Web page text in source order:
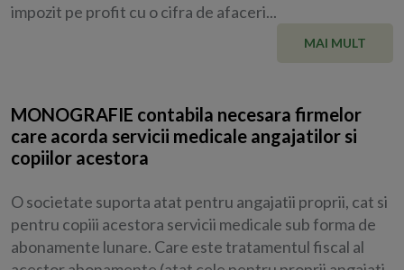
impozit pe profit cu o cifra de afaceri...
MAI MULT
MONOGRAFIE contabila necesara firmelor
care acorda servicii medicale angajatilor si
copiilor acestora
O societate suporta atat pentru angajatii proprii, cat si
pentru copiii acestora servicii medicale sub forma de
abonamente lunare. Care este tratamentul fiscal al